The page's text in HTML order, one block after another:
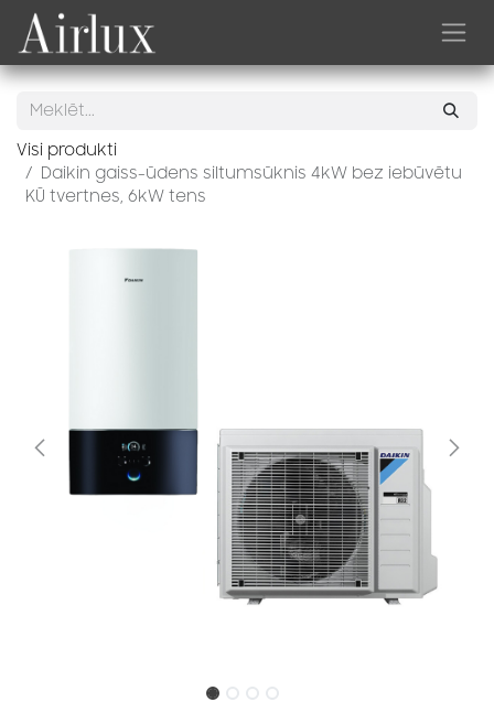
Skip to Content
Visi produkti
Daikin gaiss-ūdens siltumsūknis 4kW bez iebūvētu
KŪ tvertnes, 6kW tens